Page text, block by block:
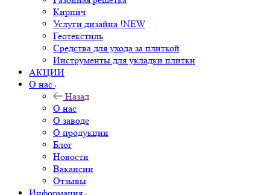
Кирпич
Услуги дизайна !NEW
Геотекстиль
Средства для ухода за плиткой
Инструменты для укладки плитки
АКЦИИ
О нас
Назад
О нас
О заводе
О продукции
Блог
Новости
Вакансии
Отзывы